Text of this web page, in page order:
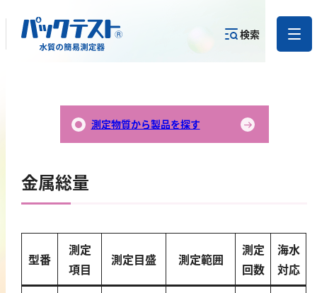
検索
測定物質から製品を探す
金属総量
型番
測定
項目
測定目盛 測定範囲
測定
回数
海水
対応
製品を探す
で探す
亜鉛
カドミウム
金
銀